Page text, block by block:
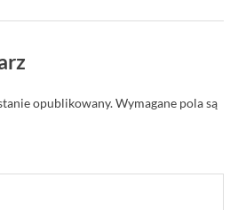
opublikowany.Wymagane pola są